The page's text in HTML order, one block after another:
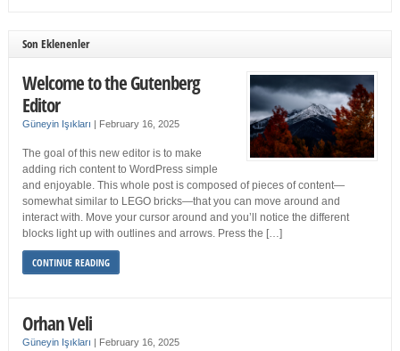
Son Eklenenler
Welcome to the Gutenberg
Editor
Güneyin Işıkları | February 16, 2025
The goal of this new editor is to make
adding rich content to WordPress simple
and enjoyable. This whole post is composed of pieces of content—
somewhat similar to LEGO bricks—that you can move around and
interact with. Move your cursor around and you’ll notice the different
blocks light up with outlines and arrows. Press the […]
CONTINUE READING
Orhan Veli
Güneyin Işıkları | February 16, 2025